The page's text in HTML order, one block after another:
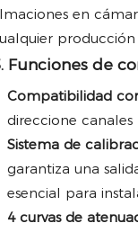
en
producción
Funciones de
Compatibilidad
direccione canales
Sistema de
garantiza una
esencial para
4 curvas de